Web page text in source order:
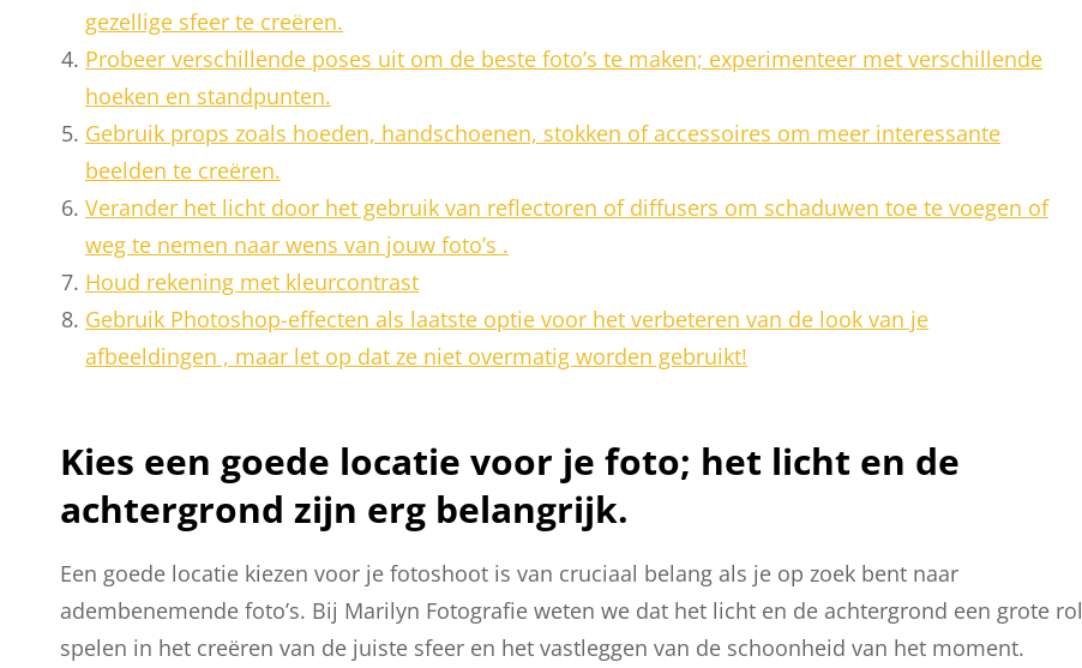
gezellige sfeer te creëren.
Probeer verschillende poses uit om de beste foto’s te maken; experimenteer met verschillende
hoeken en standpunten.
Gebruik props zoals hoeden, handschoenen, stokken of accessoires om meer interessante
beelden te creëren.
Verander het licht door het gebruik van reflectoren of diffusers om schaduwen toe te voegen of
weg te nemen naar wens van jouw foto’s .
Houd rekening met kleurcontrast
Gebruik Photoshop-effecten als laatste optie voor het verbeteren van de look van je
afbeeldingen , maar let op dat ze niet overmatig worden gebruikt!
Kies een goede locatie voor je foto; het licht en de
achtergrond zijn erg belangrijk.
Een goede locatie kiezen voor je fotoshoot is van cruciaal belang als je op zoek bent naar
adembenemende foto’s. Bij Marilyn Fotografie weten we dat het licht en de achtergrond een grote rol
spelen in het creëren van de juiste sfeer en het vastleggen van de schoonheid van het moment.